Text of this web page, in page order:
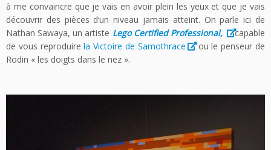
à me convaincre que je vais en avoir plein les yeux et que je vais
découvrir des pièces d’un niveau jamais atteint. On parle ici de
Nathan Sawaya, un artiste Lego Certified Professional,
capable
de vous reproduirela Victoire de Samothrace
ou le penseur de
Rodin « les doigts dans le nez ».